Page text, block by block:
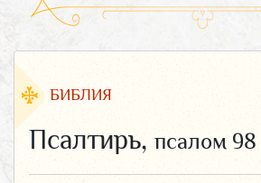
БИБЛИЯ
Псалтирь, псалом 98